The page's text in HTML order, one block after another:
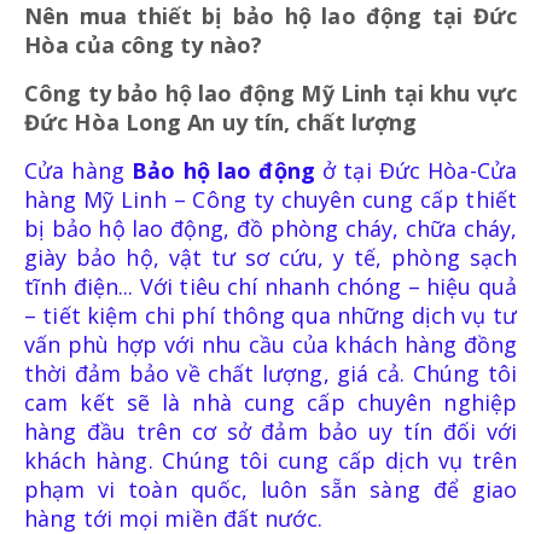
GĂNG TAY Y TẾ-HÓA CHẤT
GĂNG TAY SỢI-PHỦ PU
GĂNG TAY HÀN-CÁCH NHIỆT
BẢO HỘ TAI
NÚT TAI CHỐNG ỒN
CHỤP TAI CHỐNG ỒN
Nên mua thiết bị bảo hộ lao động tại Đức
Hòa của công ty nào?
Công ty bảo hộ lao động Mỹ Linh tại khu vực
Đức Hòa Long An uy tín, chất lượng
Cửa hàng Bảo hộ lao động ở tại Đức Hòa-Cửa
hàng Mỹ Linh – Công ty chuyên cung cấp thiết
bị bảo hộ lao động, đồ phòng cháy, chữa cháy,
giày bảo hộ, vật tư sơ cứu, y tế, phòng sạch
tĩnh điện... Với tiêu chí nhanh chóng – hiệu quả
– tiết kiệm chi phí thông qua những dịch vụ tư
vấn phù hợp với nhu cầu của khách hàng đồng
thời đảm bảo về chất lượng, giá cả. Chúng tôi
cam kết sẽ là nhà cung cấp chuyên nghiệp
hàng đầu trên cơ sở đảm bảo uy tín đối với
khách hàng. Chúng tôi cung cấp dịch vụ trên
phạm vi toàn quốc, luôn sẵn sàng để giao
hàng tới mọi miền đất nước.